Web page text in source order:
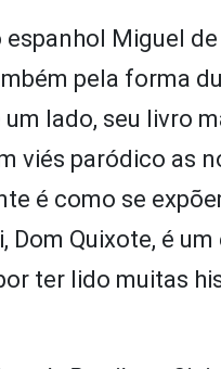
Miguel
pela forma
lado, seu livro
viés paródico as
é como se
Quixote, é
ter lido muitas